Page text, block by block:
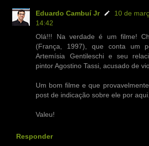
Eduardo Cambuí Jr
10 de
14:42
Olá!!! Na verdade é um filme!
(França, 1997), que conta um
Artemísia Gentileschi e seu
pintor Agostino Tassi, acusado de
Um bom filme e que
post de indicação sobre ele por aqui.
Valeu!
Responder